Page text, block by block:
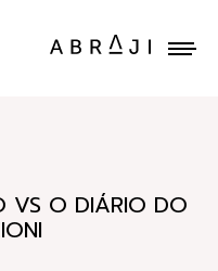
UM CASO
VS O DIÁRIO DO